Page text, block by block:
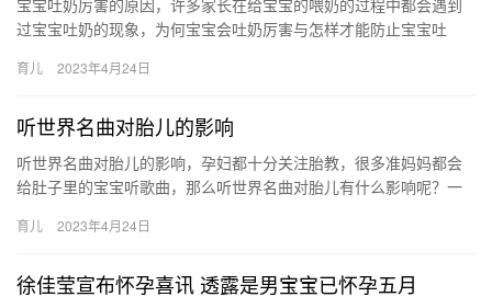
宝宝吐奶厉害的原因，许多家长在给宝宝的喂奶的过程中都会遇到
过宝宝吐奶的现象，为何宝宝会吐奶厉害与怎样才能防止宝宝吐
事，…
育儿 2023年4月24日
听世界名曲对胎儿的影响
听世界名曲对胎儿的影响，孕妇都十分关注胎教，很多准妈妈都会
给肚子里的宝宝听歌曲，那么听世界名曲对胎儿有什么影响呢？一
肚…
育儿 2023年4月24日
徐佳莹宣布怀孕喜讯 透露是男宝宝已怀孕五月